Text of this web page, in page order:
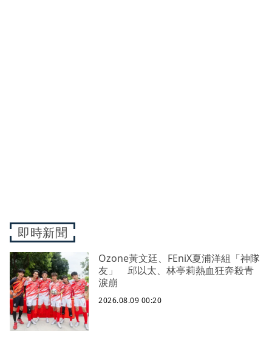
即時新聞
Ozone黃文廷、FEniX夏浦洋組「神隊
友」 邱以太、林亭莉熱血狂奔殺青
淚崩
2026.08.09 00:20